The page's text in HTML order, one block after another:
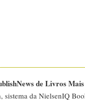
de Livros
sistema da NielsenIQ